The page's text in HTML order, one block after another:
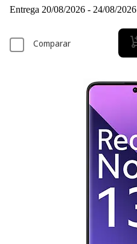
Entrega 20/08/2026 - 24/08/2026
Comparar